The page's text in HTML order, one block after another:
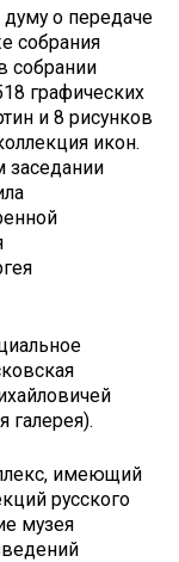
о передаче
собрания
собрании
графических
и 8 рисунков
икон.
заседании
галерея).
имеющий
русского
музея